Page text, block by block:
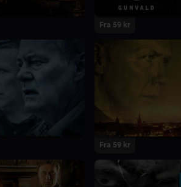
Fra 59 kr
Fra 59 kr